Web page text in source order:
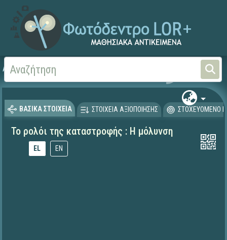
Αρχική
ΒΑΣΙΚΑ ΣΤΟΙΧΕΙΑ ΣΤΟΙΧΕΙΑ ΑΞΙΟΠΟΙΗΣΗΣ ΣΤΟΧΕΥΟΜΕΝΟ
Το ρολόι της καταστροφής : Η μόλυνση
EL EN